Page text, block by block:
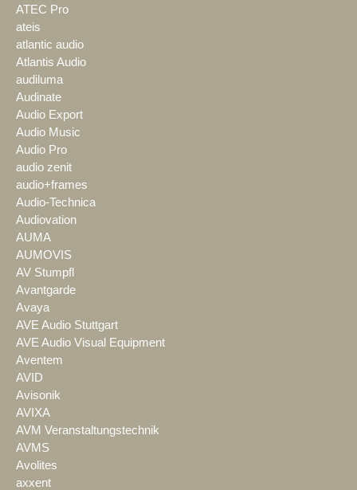
ATEC Pro
ateis
atlantic audio
Atlantis Audio
audiluma
Audinate
Audio Export
Audio Music
Audio Pro
audio zenit
audio+frames
Audio-Technica
Audiovation
AUMA
AUMOVIS
AV Stumpfl
Avantgarde
Avaya
AVE Audio Stuttgart
AVE Audio Visual Equipment
Aventem
AVID
Avisonik
AVIXA
AVM Veranstaltungstechnik
AVMS
Avolites
axxent